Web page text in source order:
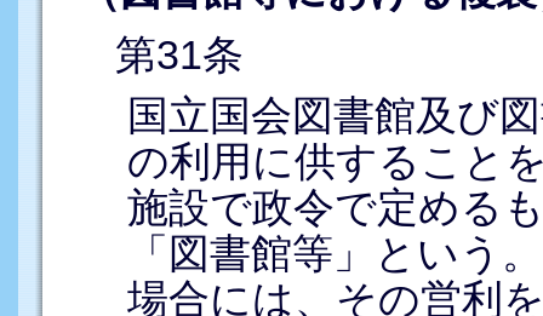
第31条
国立国会図書館及び
の利用に供すること
施設で政令で定める
「図書館等」という
場合には、その営利